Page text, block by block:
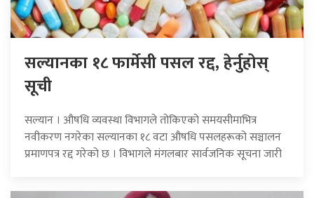
सल्यानका १८ फार्मेसी पसल रद्द, हेर्नुहोस्
सूची
सल्यान । औषधि व्यवस्था विभागले तोकिएको समयसीमाभित्र
नवीकरण नगरेका सल्यानका १८ वटा औषधि पसलहरूको सञ्चालन
प्रमाणपत्र रद्द गरेको छ । विभागले मंगलबार सार्वजनिक सूचना जारी